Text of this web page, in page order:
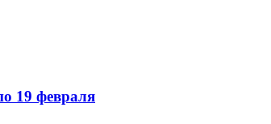
19 февраля